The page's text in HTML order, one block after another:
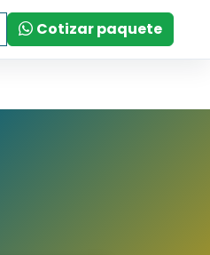
Cotizar paquete